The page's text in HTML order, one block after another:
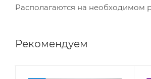
Располагаются на необходимом
Рекомендуем